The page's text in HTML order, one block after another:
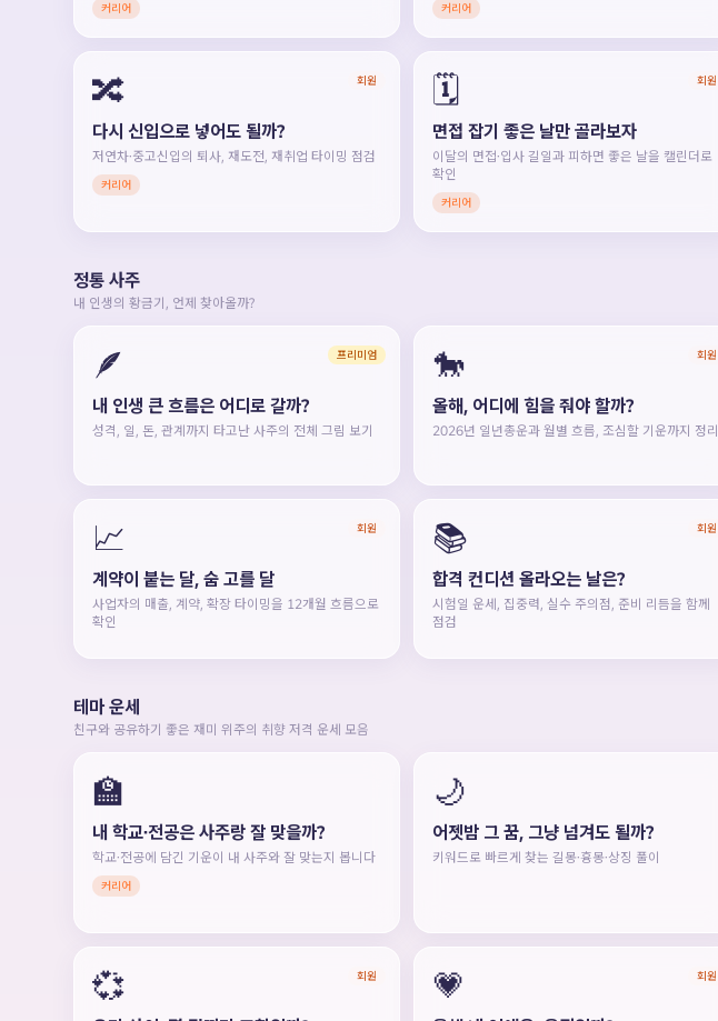
커리어 커리어
회원
🔀
다시 신입으로 넣어도 될까?
저연차·중고신입의 퇴사, 재도전, 재취업 타이밍 점검
커리어
회원
🗓️
면접 잡기 좋은 날만 골라보자
이달의 면접·입사 길일과 피하면 좋은 날을 캘린더로
확인
커리어
정통 사주
내 인생의 황금기, 언제 찾아올까?
프리미엄
🪶
내 인생 큰 흐름은 어디로 갈까?
성격, 일, 돈, 관계까지 타고난 사주의 전체 그림 보기
회원
🐎
올해, 어디에 힘을 줘야 할까?
2026년 일년총운과 월별 흐름, 조심할 기운까지 정리
회원
📈
계약이 붙는 달, 숨 고를 달
사업자의 매출, 계약, 확장 타이밍을 12개월 흐름으로
확인
회원
📚
합격 컨디션 올라오는 날은?
시험일 운세, 집중력, 실수 주의점, 준비 리듬을 함께
점검
테마 운세
친구와 공유하기 좋은 재미 위주의 취향 저격 운세 모음
🏫
내 학교·전공은 사주랑 잘 맞을까?
학교·전공에 담긴 기운이 내 사주와 잘 맞는지 봅니다
커리어
🌙
어젯밤 그 꿈, 그냥 넘겨도 될까?
키워드로 빠르게 찾는 길몽·흉몽·상징 풀이
회원
💞 회원
💗